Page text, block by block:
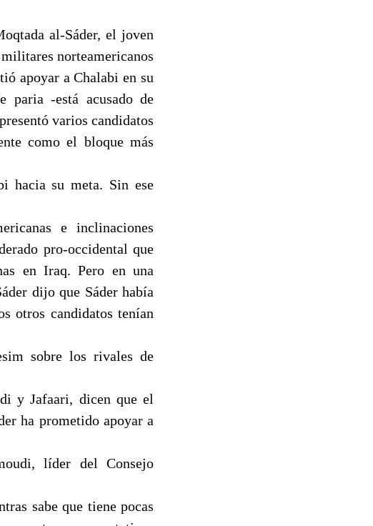
al-Sáder, el joven
norteamericanos
apoyar a Chalabi en su
paria -está acusado de
varios candidatos
como el bloque más
hacia su meta. Sin ese
e inclinaciones
pro-occidental que
en Iraq. Pero en una
dijo que Sáder había
otros candidatos tenían
sobre los rivales de
y Jafaari, dicen que el
ha prometido apoyar a
líder del Consejo
sabe que tiene pocas